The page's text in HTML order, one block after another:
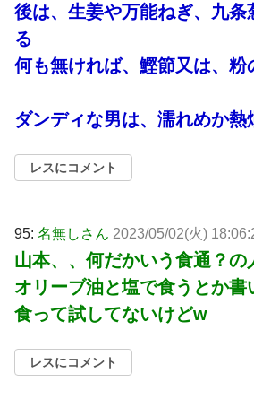
後は、生姜や万能ねぎ、九条
る
何も無ければ、鰹節又は、粉
ダンディな男は、濡れめか熱
レスにコメント
95: 名無しさん 2023/05/02(火)
山本、、何だかいう食通？の
オリーブ油と塩で食うとか書
食って試してないけどw
レスにコメント